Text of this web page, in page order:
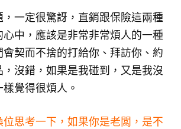
一定很驚訝，直銷跟保險這兩種
中，應該是非常非常煩人的一種
契而不捨的打給你、拜訪你、約
沒錯，如果是我碰到，又是我沒
覺得很煩人。
思考一下，如果你是老闆，是不